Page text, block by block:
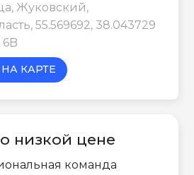
Жуковский,
55.569692, 38.043729
КАРТЕ
низкой цене
команда